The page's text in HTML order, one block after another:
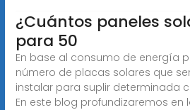
¿Cuántos paneles
para 50
En base al consumo de energía
número de placas solares que
instalar para suplir determinada
En este blog profundizaremos